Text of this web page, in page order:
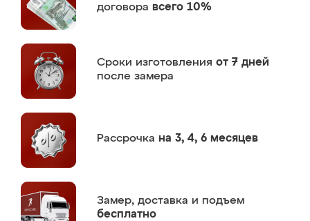
договора всего 10%
Сроки изготовления от 7 дней
после замера
Рассрочка на 3, 4, 6 месяцев
Замер, доставка и подъем
бесплатно